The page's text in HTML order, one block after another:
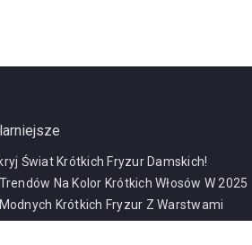
Świat Krótkich Fryzur Damskich!
Na Kolor Krótkich Włosów W 2025
Krótkich Fryzur Z Warstwami